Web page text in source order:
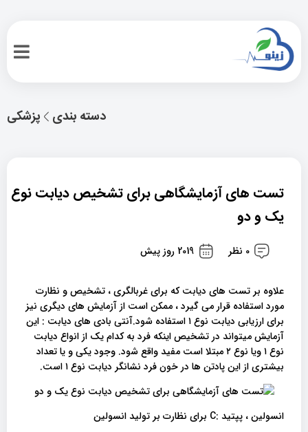
پزشکی دسته بندی
تست های آزمایشگاهی برای تشخیص دیابت نوع
یک و دو
0 نظر 2019 روز پیش
علاوه بر تست های دیابت که برای غربالگری ، تشخیص و نظارت
مورد استفاده قرار می گیرد ، ممکن است از آزمایش های دیگری نیز
برای ارزیابی دیابت نوع ۱ استفاده شود.آنتی بادی های دیابت : این
آزمایش میتواند در تشخیص اینکه فرد به کدام یک از انواع دیابت
نوع ۱ ویا نوع ۲ مبتلا است مفید واقع شود. وجود یکی و یا تعداد
بیشتری از این پادتن ها در خون فرد نشانگر دیابت نوع ۱ است.
انسولین ، پپتید :C برای نظارت بر تولید انسولین